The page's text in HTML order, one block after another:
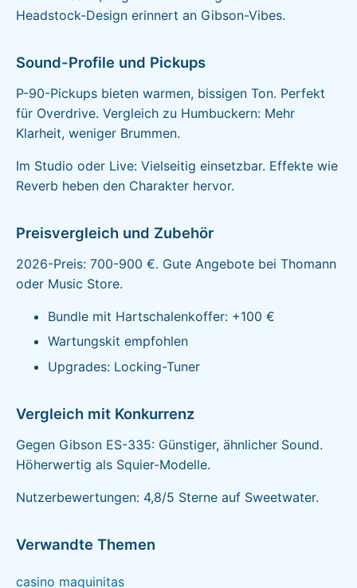
Headstock-Design erinnert an Gibson-Vibes.
Sound-Profile und Pickups
P-90-Pickups bieten warmen, bissigen Ton. Perfekt
für Overdrive. Vergleich zu Humbuckern: Mehr
Klarheit, weniger Brummen.
Im Studio oder Live: Vielseitig einsetzbar. Effekte wie
Reverb heben den Charakter hervor.
Preisvergleich und Zubehör
2026-Preis: 700-900 €. Gute Angebote bei Thomann
oder Music Store.
Bundle mit Hartschalenkoffer: +100 €
Wartungskit empfohlen
Upgrades: Locking-Tuner
Vergleich mit Konkurrenz
Gegen Gibson ES-335: Günstiger, ähnlicher Sound.
Höherwertig als Squier-Modelle.
Nutzerbewertungen: 4,8/5 Sterne auf Sweetwater.
Verwandte Themen
casino maquinitas